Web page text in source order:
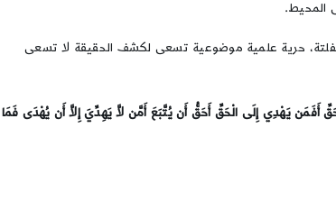
المحيط.
منفلتة، حرية علمية موضوعية تسعى لكشف الحقيقة لا تسعى
يَهْدِي إِلَى الْحَقِّ أَحَقُّ أَن يُتَّبَعَ أَمَّن لاَّ يَهِدِّيَ إِلاَّ أَن يُهْدَى فَمَا